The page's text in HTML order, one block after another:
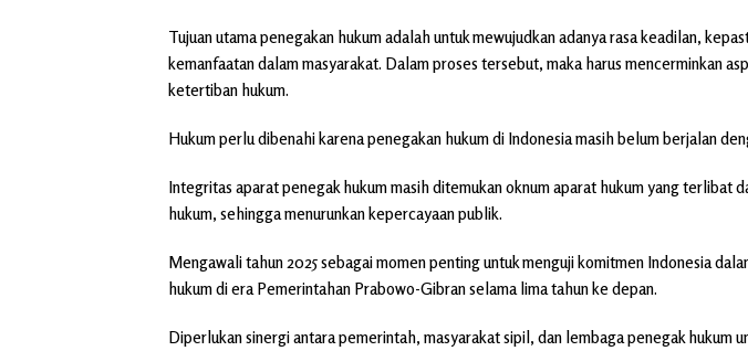
Tujuan utama penegakan hukum adalah untuk mewujudkan adanya rasa keadilan,
kemanfaatan dalam masyarakat. Dalam proses tersebut, maka harus mencerminkan
ketertiban hukum.
Hukum perlu dibenahi karena penegakan hukum di Indonesia masih belum berjalan
Integritas aparat penegak hukum masih ditemukan oknum aparat hukum yang terlibat
hukum, sehingga menurunkan kepercayaan publik.
Mengawali tahun 2025 sebagai momen penting untuk menguji komitmen Indonesia
hukum di era Pemerintahan Prabowo-Gibran selama lima tahun ke depan.
Diperlukan sinergi antara pemerintah, masyarakat sipil, dan lembaga penegak hukum